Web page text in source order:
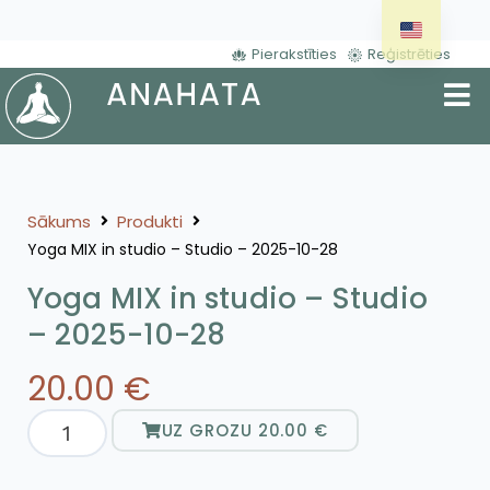
Pierakstīties Reģistrēties
Sākums Produkti
Yoga MIX in studio – Studio – 2025-10-28
Yoga MIX in studio – Studio
– 2025-10-28
20.00 €
UZ GROZU 20.00 €